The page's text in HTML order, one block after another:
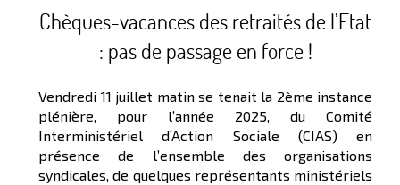
Chèques-vacances des retraités de l’Etat
: pas de passage en force !
Vendredi 11 juillet matin se tenait la 2ème instance
plénière, pour l’année 2025, du Comité
Interministériel d’Action Sociale (CIAS) en
présence de l’ensemble des organisations
syndicales, de quelques représentants ministériels